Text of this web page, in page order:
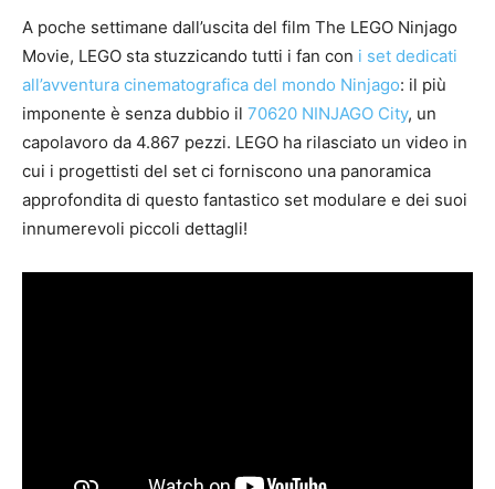
A poche settimane dall’uscita del film The LEGO Ninjago
Movie, LEGO sta stuzzicando tutti i fan con i set dedicati
all’avventura cinematografica del mondo Ninjago: il più
imponente è senza dubbio il 70620 NINJAGO City, un
capolavoro da 4.867 pezzi. LEGO ha rilasciato un video in
cui i progettisti del set ci forniscono una panoramica
approfondita di questo fantastico set modulare e dei suoi
innumerevoli piccoli dettagli!